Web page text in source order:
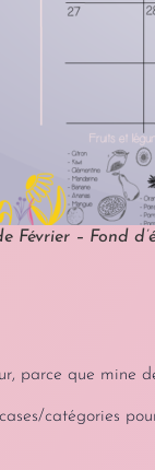
Février – Fond
parce que mine
catégories